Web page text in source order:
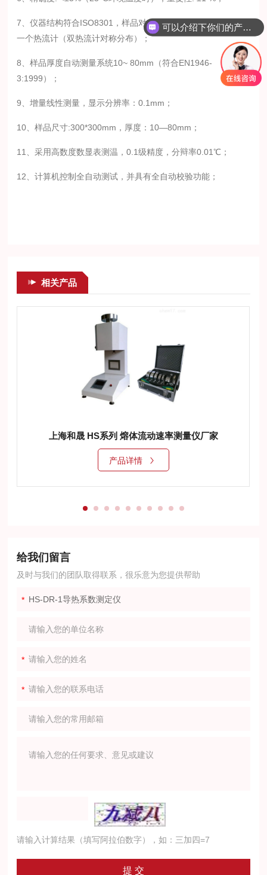
7、仪器结构符合ISO8301，样品对称配置，热板和冷板上各有
一个热流计（双热流计对称分布）；
8、样品厚度自动测量系统10~ 80mm（符合EN1946-
3:1999）；
9、增量线性测量，显示分辨率：0.1mm；
10、样品尺寸:300*300mm，厚度：10—80mm；
11、采用高数度数显表测温，0.1级精度，分辩率0.01℃；
12、计算机控制全自动测试，并具有全自动校验功能；
相关产品
上海和晟 HS系列 熔体流动速率测量仪厂家
产品详情
给我们留言
及时与我们的团队取得联系，很乐意为您提供帮助
请输入计算结果（填写阿拉伯数字），如：三加四=7
可以介绍下你们的产品么？